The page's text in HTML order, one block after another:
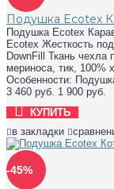
Подушка Ecotex
Подушка Ecotex
Ecotex Жесткость
DownFill Ткань
мериноса, тик, 100%
Особенности:
3 460 руб. 1 900 руб.
КУПИТЬ
в закладки
-45%